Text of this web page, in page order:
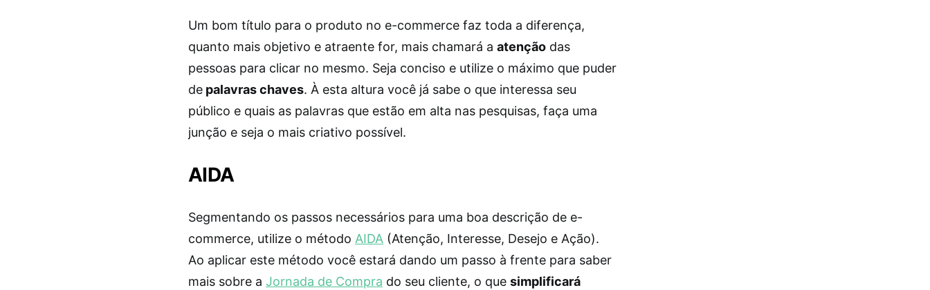
Um bom título para o produto no e-commerce faz toda a diferença,
quanto mais objetivo e atraente for, mais chamará a atenção das
pessoas para clicar no mesmo. Seja conciso e utilize o máximo que puder
de palavras chaves. À esta altura você já sabe o que interessa seu
público e quais as palavras que estão em alta nas pesquisas, faça uma
junção e seja o mais criativo possível.
AIDA
Segmentando os passos necessários para uma boa descrição de e-
commerce, utilize o método AIDA (Atenção, Interesse, Desejo e Ação).
Ao aplicar este método você estará dando um passo à frente para saber
mais sobre a Jornada de Compra do seu cliente, o que simplificará